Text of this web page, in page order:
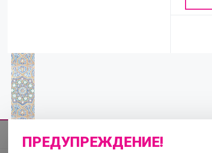
ПРЕДУПРЕЖДЕНИЕ!